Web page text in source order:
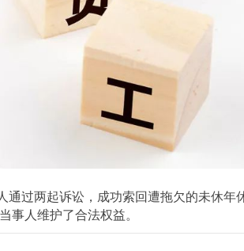
过两起诉讼，成功索回遭拖欠的未休年
事人维护了合法权益。